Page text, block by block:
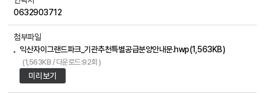
0632903712
첨부파일
익산자이그랜드파크_기관추천특별공급분양안내문.hwp(1,563KB)
(1,563KB / 다운로드:92회 )
미리보기